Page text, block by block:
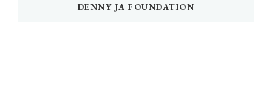
DENNY JA FOUNDATION